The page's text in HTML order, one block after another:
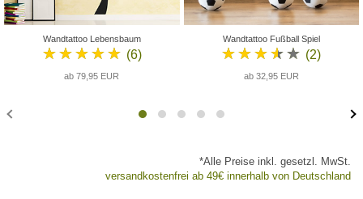
Wandtattoo Lebensbaum
★★★★★ (6)
ab 79,95 EUR
Wandtattoo Fußball Spiel
★★★★★ (2)
ab 32,95 EUR
*Alle Preise inkl. gesetzl. MwSt.
versandkostenfrei ab 49€ innerhalb von Deutschland